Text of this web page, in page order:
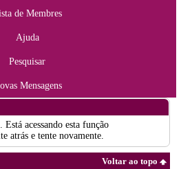
de Membres
Ajuda
Pesquisar
Mensagens
acessando esta função
atrás e tente novamente.
Voltar ao topo